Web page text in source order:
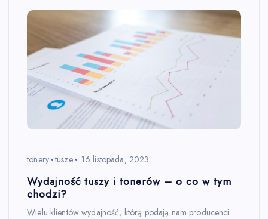
tonery tusze 16 listopada, 2023
Wydajność tuszy i tonerów – o co w tym
chodzi?
Wielu klientów wydajność, którą podają nam producenci